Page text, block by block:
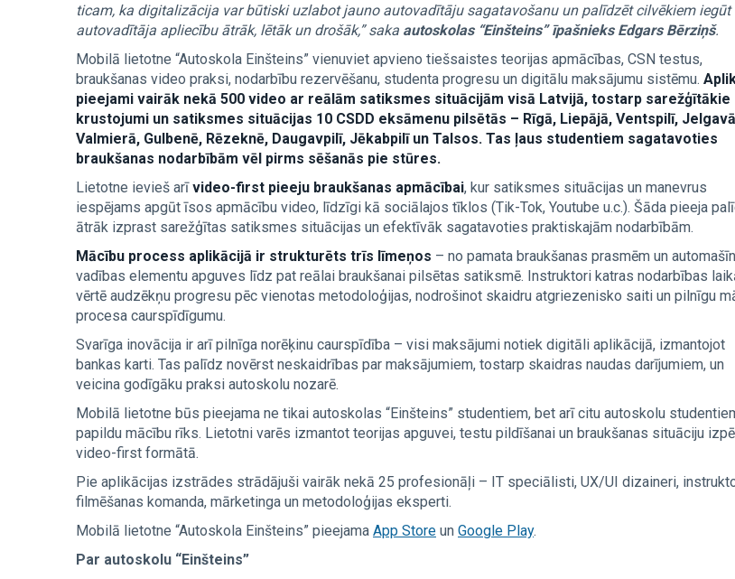
ticam, ka digitalizācija var būtiski uzlabot jauno autovadītāju sagatavošanu un palīdzēt cilvēkiem iegūt
autovadītāja apliecību ātrāk, lētāk un drošāk,” saka autoskolas “Einšteins” īpašnieks Edgars Bērziņš.
Mobilā lietotne “Autoskola Einšteins” vienuviet apvieno tiešsaistes teorijas apmācības, CSN testus,
braukšanas video praksi, nodarbību rezervēšanu, studenta progresu un digitālu maksājumu sistēmu.
pieejami vairāk nekā 500 video ar reālām satiksmes situācijām visā Latvijā, tostarp sarežģītākie
krustojumi un satiksmes situācijas 10 CSDD eksāmenu pilsētās – Rīgā, Liepājā, Ventspilī,
Valmierā, Gulbenē, Rēzeknē, Daugavpilī, Jēkabpilī un Talsos. Tas ļaus studentiem sagatavoties
braukšanas nodarbībām vēl pirms sēšanās pie stūres.
Lietotne ievieš arīvideo-first pieeju braukšanas apmācībai, kur satiksmes situācijas un manevrus
iespējams apgūt īsos apmācību video, līdzīgi kā sociālajos tīklos (Tik-Tok, Youtube u.c.). Šāda pieeja
ātrāk izprast sarežģītas satiksmes situācijas un efektīvāk sagatavoties praktiskajām nodarbībām.
Mācību process aplikācijā ir strukturēts trīs līmeņos – no pamata braukšanas prasmēm un
vadības elementu apguves līdz pat reālai braukšanai pilsētas satiksmē. Instruktori katras nodarbības
vērtē audzēkņu progresu pēc vienotas metodoloģijas, nodrošinot skaidru atgriezenisko saiti un pilnīgu
procesa caurspīdīgumu.
Svarīga inovācija ir arī pilnīga norēķinu caurspīdība – visi maksājumi notiek digitāli aplikācijā, izmantojot
bankas karti. Tas palīdz novērst neskaidrības par maksājumiem, tostarp skaidras naudas darījumiem, un
veicina godīgāku praksi autoskolu nozarē.
Mobilā lietotne būs pieejama ne tikai autoskolas “Einšteins” studentiem, bet arī citu autoskolu
papildu mācību rīks. Lietotni varēs izmantot teorijas apguvei, testu pildīšanai un braukšanas situāciju
video-first formātā.
Pie aplikācijas izstrādes strādājuši vairāk nekā 25 profesionāļi – IT speciālisti, UX/UI dizaineri,
filmēšanas komanda, mārketinga un metodoloģijas eksperti.
Mobilā lietotne “Autoskola Einšteins” pieejama App Store un Google Play.
Par autoskolu “Einšteins”